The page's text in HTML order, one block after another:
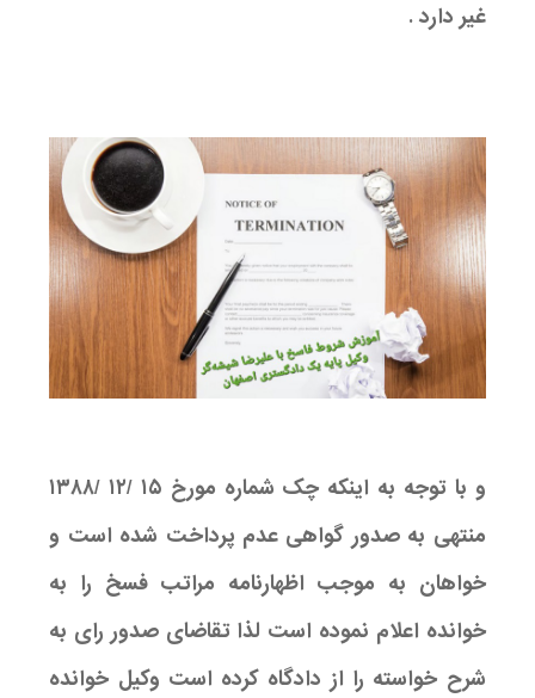
غیر دارد .
و با توجه به اینکه چک شماره مورخ ۱۵ /۱۲ /۱۳۸۸
منتهی به صدور گواهی عدم پرداخت شده است و
خواهان به موجب اظهارنامه مراتب فسخ را به
خوانده اعلام نموده است لذا تقاضای صدور رای به
شرح خواسته را از دادگاه کرده است وکیل خوانده